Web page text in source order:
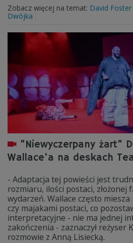
Zobacz więcej na temat: David
Dwójka
"Niewyczerpany żart"
Wallace'a na deskach
- Adaptacja tej powieści jest
rozmiaru, ilości postaci, złożonej
wydarzeń. Wallace często
czy majakami postaci, co
interpretacyjne - nie ma jednej
zakończenia - zaznaczył reżyser
rozmowie z Anną Lisiecką.